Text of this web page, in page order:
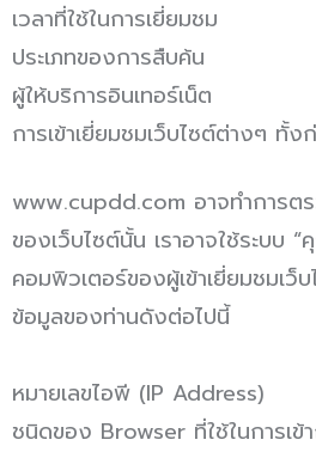
เวลาที่ใช้ในการเยี่ยมชม
ประเภทของการสืบค้น
ผู้ให้บริการอินเทอร์เน็ต
การเข้าเยี่ยมชมเว็บไซต์ต่างๆ ทั้ง
www.cupdd.com อาจทำการต
ของเว็บไซต์นั้น เราอาจใช้ระบบ
คอมพิวเตอร์ของผู้เข้าเยี่ยมชมเว็
ข้อมูลของท่านดังต่อไปนี้
หมายเลขไอพี (IP Address)
ชนิดของ Browser ที่ใช้ในการเข้